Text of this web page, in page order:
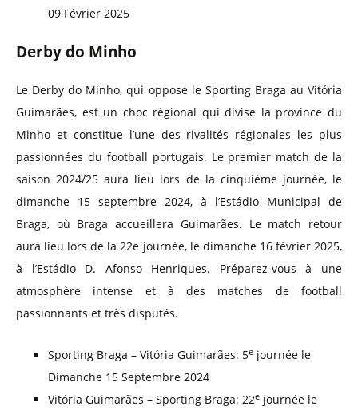
09 Février 2025
Derby do Minho
Le Derby do Minho, qui oppose le Sporting Braga au Vitória
Guimarães, est un choc régional qui divise la province du
Minho et constitue l’une des rivalités régionales les plus
passionnées du football portugais. Le premier match de la
saison 2024/25 aura lieu lors de la cinquième journée, le
dimanche 15 septembre 2024, à l’Estádio Municipal de
Braga, où Braga accueillera Guimarães. Le match retour
aura lieu lors de la 22e journée, le dimanche 16 février 2025,
à l’Estádio D. Afonso Henriques. Préparez-vous à une
atmosphère intense et à des matches de football
passionnants et très disputés.
Sporting Braga – Vitória Guimarães: 5e journée le
Dimanche 15 Septembre 2024
Vitória Guimarães – Sporting Braga: 22e journée le